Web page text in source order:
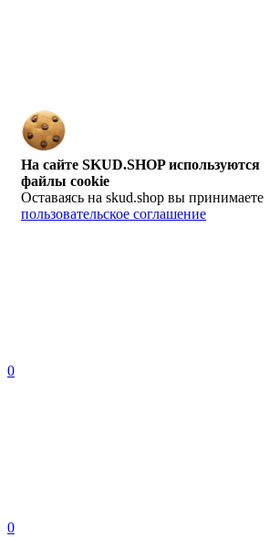
На сайте SKUD.SHOP используются
файлы cookie
Оставаясь на skud.shop вы принимаете
пользовательское соглашение
0
0